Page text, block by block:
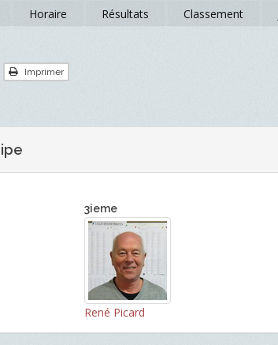
Horaire Résultats Classement
Imprimer
3ieme
René Picard